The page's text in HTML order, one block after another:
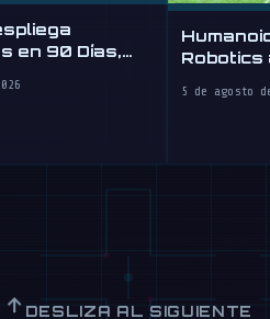
en 90 Días,
Robotics
5 de agosto
↑ DESLIZA AL SIGUIENTE